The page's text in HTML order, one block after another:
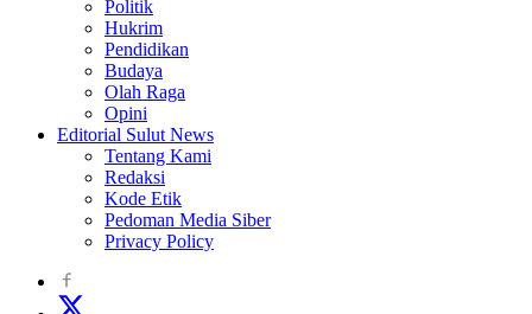
Politik
Hukrim
Pendidikan
Budaya
Olah Raga
Opini
Editorial Sulut News
Tentang Kami
Redaksi
Kode Etik
Pedoman Media Siber
Privacy Policy